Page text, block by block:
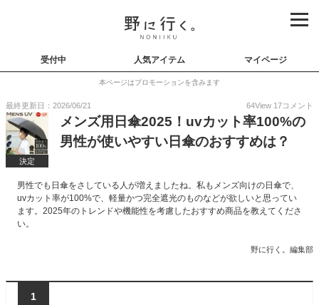
受付中 人気アイテム マイページ
本ページはプロモーションを含みます
最終更新日：2026/06/21 64View 17コメント
決定
メンズ用日傘2025！uvカット率100%の
男性が使いやすい日傘のおすすめは？
男性でも日傘をさしている人が増えましたね。私もメンズ向けの日傘で、
uvカット率が100%で、軽量かつ完全遮光のものなどが欲しいと思ってい
ます。2025年のトレンドや機能性を考慮したおすすめ商品を教えてくださ
い。
野に行く。編集部
1